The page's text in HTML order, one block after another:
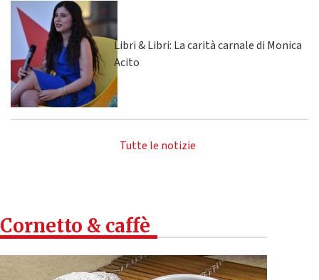
Libri & Libri: La carità carnale di Monica
Acito
Tutte le notizie
Cornetto & caffè